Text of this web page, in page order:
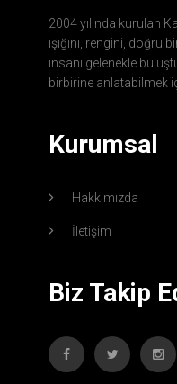
2004 yılında kurulan
ışığını, rengini,
insanı gelenekle
birbirine anlatabilmek
Kurumsal
Hakkımızda
İletişim
Biz Takip